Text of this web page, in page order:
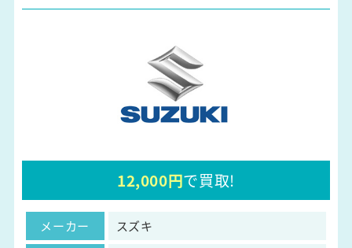
12,000円で買取!
メーカー
スズキ